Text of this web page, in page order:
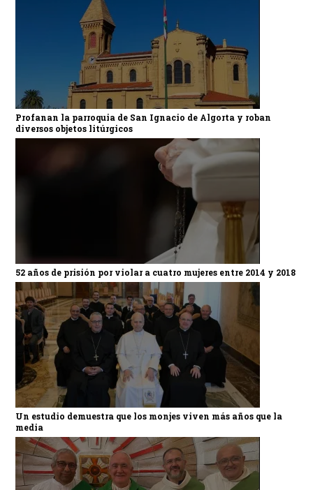
Profanan la parroquia de San Ignacio de Algorta y roban
diversos objetos litúrgicos
52 años de prisión por violar a cuatro mujeres entre 2014 y 2018
Un estudio demuestra que los monjes viven más años que la
media